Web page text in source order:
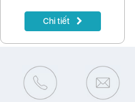
Chuyển đổi số Việt Nam
(VDA) 2019, do Hội Truyền
vừa được tổ chức trọng thể tại
Nhà hát Lớn (Hà Nội).
Chi tiết